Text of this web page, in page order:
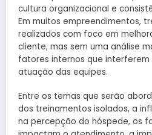
cultura organizacional e
Em muitos empreendimentos,
realizados com foco em
cliente, mas sem uma análise
fatores internos que
atuação das equipes.
Entre os temas que serão
dos treinamentos isolados, a
na percepção do hóspede, os